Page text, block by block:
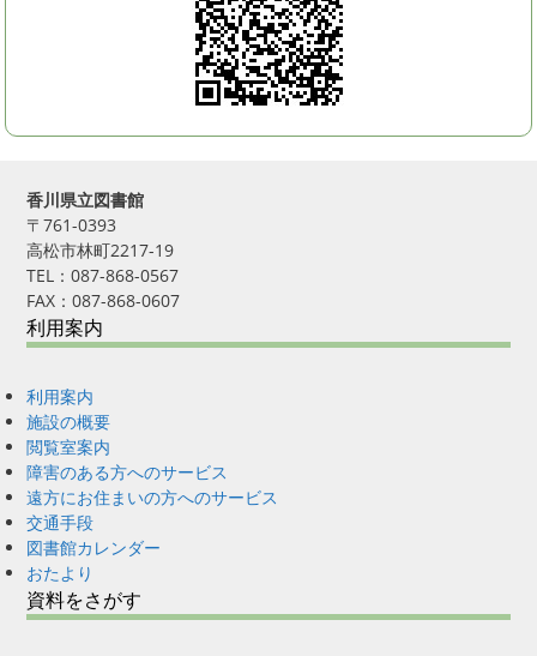
香川県立図書館
〒761-0393
高松市林町2217-19
TEL：087-868-0567
FAX：087-868-0607
利用案内
利用案内
施設の概要
閲覧室案内
障害のある方へのサービス
遠方にお住まいの方へのサービス
交通手段
図書館カレンダー
おたより
資料をさがす